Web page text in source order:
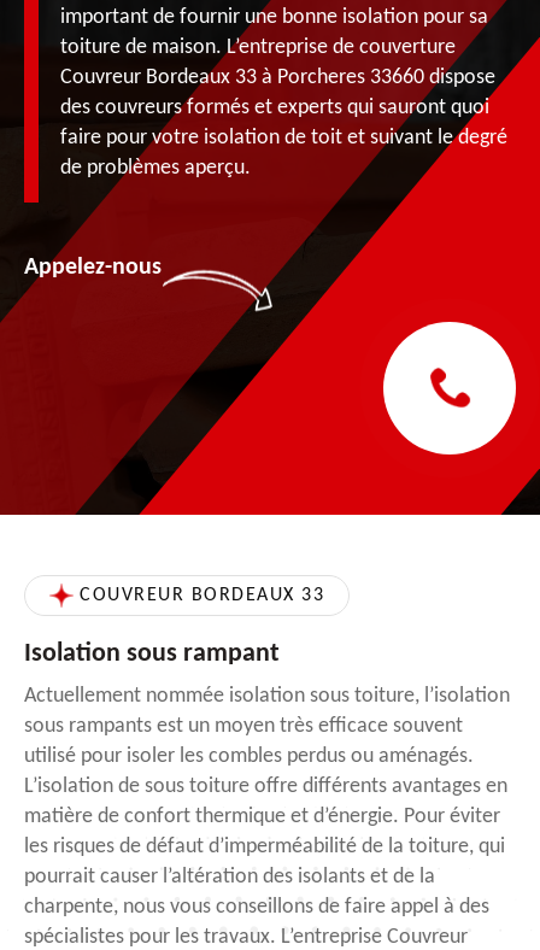
important de fournir une bonne isolation pour sa
toiture de maison. L’entreprise de couverture
Couvreur Bordeaux 33 à Porcheres 33660 dispose
des couvreurs formés et experts qui sauront quoi
faire pour votre isolation de toit et suivant le degré
de problèmes aperçu.
Appelez-nous
COUVREUR BORDEAUX 33
Isolation sous rampant
Actuellement nommée isolation sous toiture, l’isolation
sous rampants est un moyen très efficace souvent
utilisé pour isoler les combles perdus ou aménagés.
L’isolation de sous toiture offre différents avantages en
matière de confort thermique et d’énergie. Pour éviter
les risques de défaut d’imperméabilité de la toiture, qui
pourrait causer l’altération des isolants et de la
charpente, nous vous conseillons de faire appel à des
spécialistes pour les travaux. L’entreprise Couvreur